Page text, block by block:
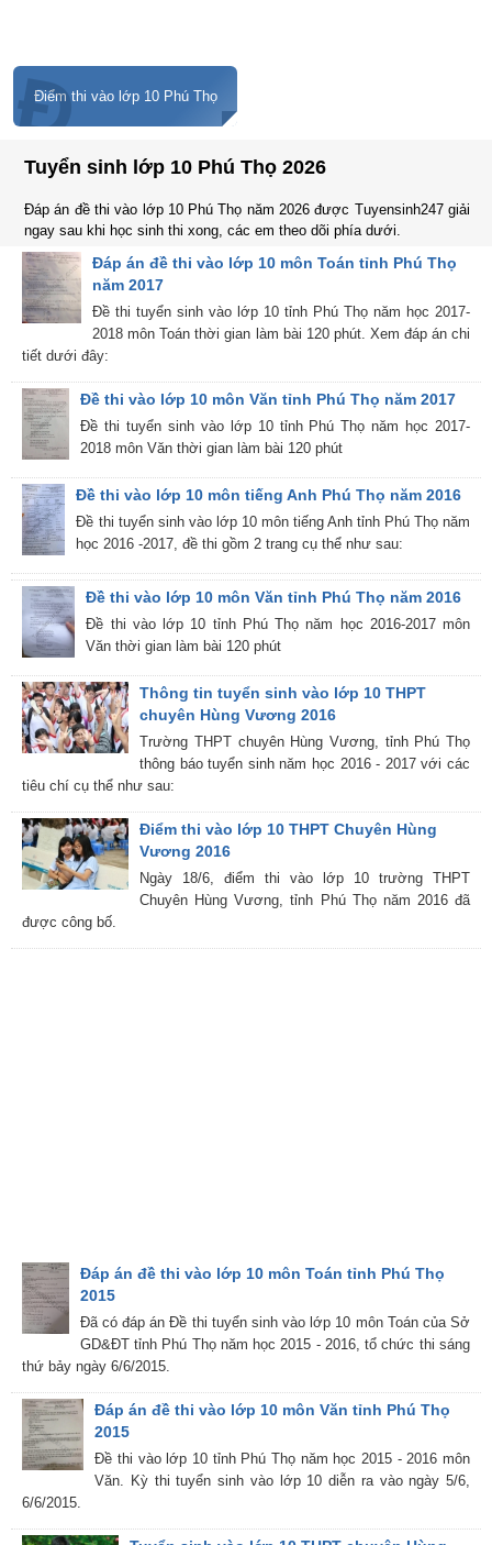
Đ
Điểm thi vào lớp 10 Phú Thọ
Tuyển sinh lớp 10 Phú Thọ 2026
Đáp án đề thi vào lớp 10 Phú Thọ năm 2026 được Tuyensinh247 giải
ngay sau khi học sinh thi xong, các em theo dõi phía dưới.
Đáp án đề thi vào lớp 10 môn Toán tỉnh Phú Thọ
năm 2017
Đề thi tuyển sinh vào lớp 10 tỉnh Phú Thọ năm học 2017-
2018 môn Toán thời gian làm bài 120 phút. Xem đáp án chi
tiết dưới đây:
Đề thi vào lớp 10 môn Văn tỉnh Phú Thọ năm 2017
Đề thi tuyển sinh vào lớp 10 tỉnh Phú Thọ năm học 2017-
2018 môn Văn thời gian làm bài 120 phút
Đề thi vào lớp 10 môn tiếng Anh Phú Thọ năm 2016
Đề thi tuyển sinh vào lớp 10 môn tiếng Anh tỉnh Phú Thọ năm
học 2016 -2017, đề thi gồm 2 trang cụ thể như sau:
Đề thi vào lớp 10 môn Văn tỉnh Phú Thọ năm 2016
Đề thi vào lớp 10 tỉnh Phú Thọ năm học 2016-2017 môn
Văn thời gian làm bài 120 phút
Thông tin tuyển sinh vào lớp 10 THPT
chuyên Hùng Vương 2016
Trường THPT chuyên Hùng Vương, tỉnh Phú Thọ
thông báo tuyển sinh năm học 2016 - 2017 với các
tiêu chí cụ thể như sau:
Điểm thi vào lớp 10 THPT Chuyên Hùng
Vương 2016
Ngày 18/6, điểm thi vào lớp 10 trường THPT
Chuyên Hùng Vương, tỉnh Phú Thọ năm 2016 đã
được công bố.
Đáp án đề thi vào lớp 10 môn Toán tỉnh Phú Thọ
2015
Đã có đáp án Đề thi tuyển sinh vào lớp 10 môn Toán của Sở
GD&ĐT tỉnh Phú Thọ năm học 2015 - 2016, tổ chức thi sáng
thứ bảy ngày 6/6/2015.
Đáp án đề thi vào lớp 10 môn Văn tỉnh Phú Thọ
2015
Đề thi vào lớp 10 tỉnh Phú Thọ năm học 2015 - 2016 môn
Văn. Kỳ thi tuyển sinh vào lớp 10 diễn ra vào ngày 5/6,
6/6/2015.